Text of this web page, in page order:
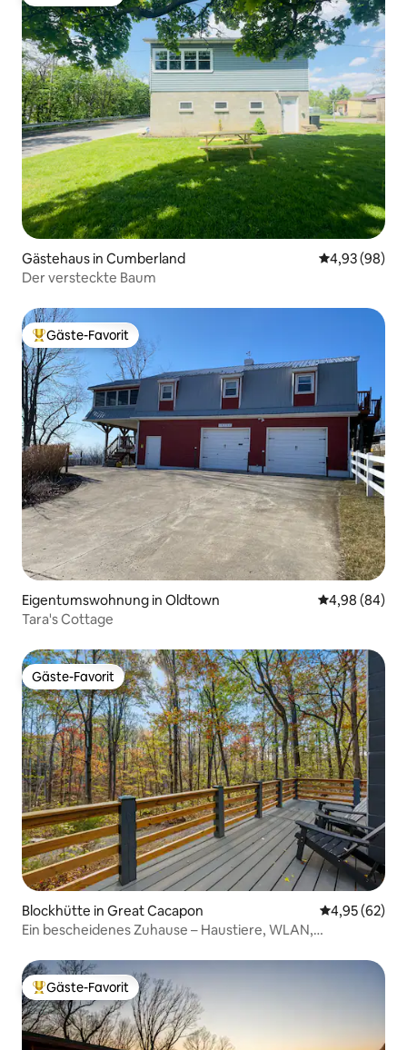
Gästehaus in Cumberland
4,93 (98)
Der versteckte Baum
Beliebter Gäste-Favorit.
Gäste-Favorit
Eigentumswohnung in Oldtown
4,98 (84)
Tara's Cottage
Gäste-Favorit
Gäste-Favorit
Blockhütte in Great Cacapon
4,95 (62)
Ein bescheidenes Zuhause – Haustiere, WLAN,
Beliebter Gäste-Favorit.
Gäste-Favorit